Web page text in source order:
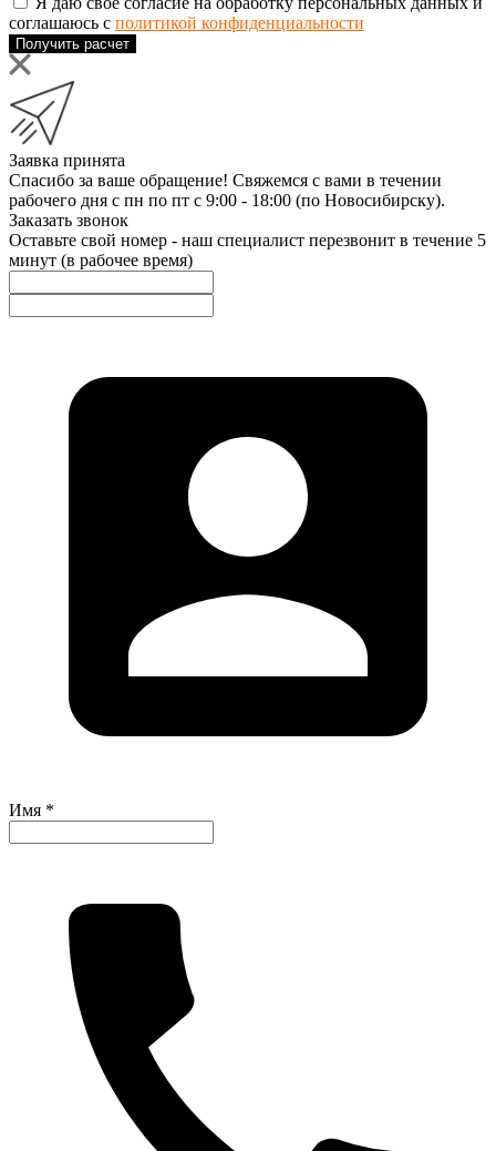
соглашаюсь с политикой конфиденциальности
Получить расчет
Заявка принята
Спасибо за ваше обращение! Свяжемся с вами в течении
рабочего дня с пн по пт с 9:00 - 18:00 (по Новосибирску).
Заказать звонок
Оставьте свой номер - наш специалист перезвонит в течение 5
минут (в рабочее время)
Имя *